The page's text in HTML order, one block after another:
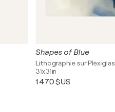
Shapes of Blue
Lithographie sur Plexiglas
31x31in
1 470 $US